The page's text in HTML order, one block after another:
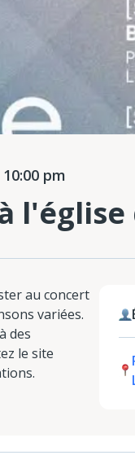
pm
au concert
variées.
des
le site